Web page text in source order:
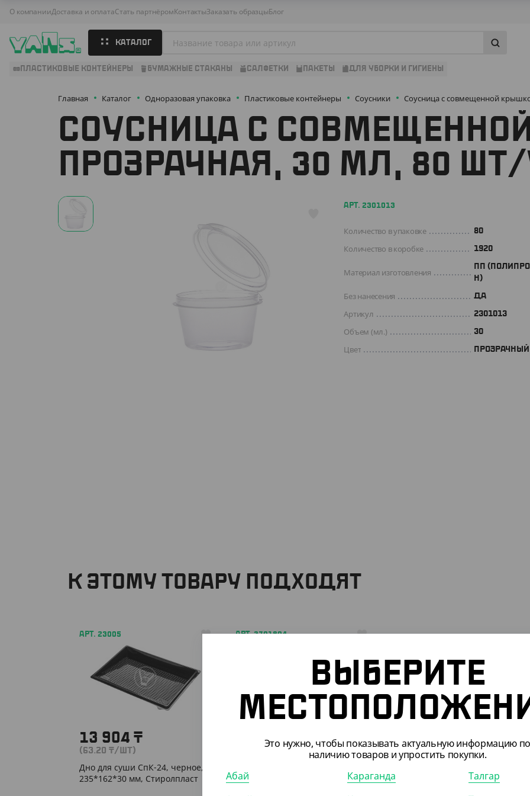
О компанииДоставка и оплатаСтать партнёромКонтактыЗаказать образцыБлог
КАТАЛОГ
ПЛАСТИКОВЫЕ КОНТЕЙНЕРЫ БУМАЖНЫЕ СТАКАНЫ САЛФЕТКИ ПАКЕТЫ ДЛЯ УБОРКИ И ГИГИЕНЫ
Главная Каталог Одноразовая упаковка Пластиковые контейнеры Соусники Соусница с совмещенной
СОУСНИЦА С
ПРОЗРАЧНАЯ, 30 МЛ, 80
АРТ. 2301013
Количество в упаковке 80
Количество в коробке 1920
Материал изготовления
ПП
Н)
Без нанесения ДА
Артикул 2301013
Объем (мл.) 30
Цвет ПРОЗРАЧНЫЙ
К ЭТОМУ ТОВАРУ ПОДХОДЯТ
АРТ. 23005
13 904 ₸
(63.20 ₸/ШТ)
Дно для суши СпК-24, черное,
235*162*30 мм, Стиролпласт
АРТ. 3701804
603₸
100*60*300 мм
ВЫБЕРИТЕ
Это нужно, чтобы показывать актуальную информацию
наличию товаров и упростить покупки.
Абай
Караганда
Талгар